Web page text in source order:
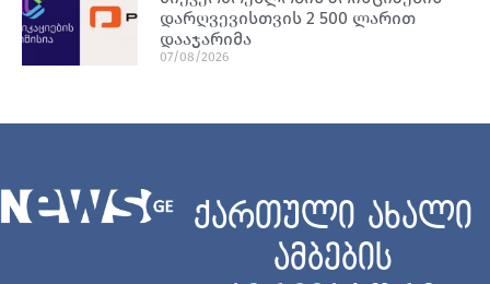
დარღვევისთვის 2 500 ლარით
დააჯარიმა
07/08/2026
ქართული ახალი
ამბების